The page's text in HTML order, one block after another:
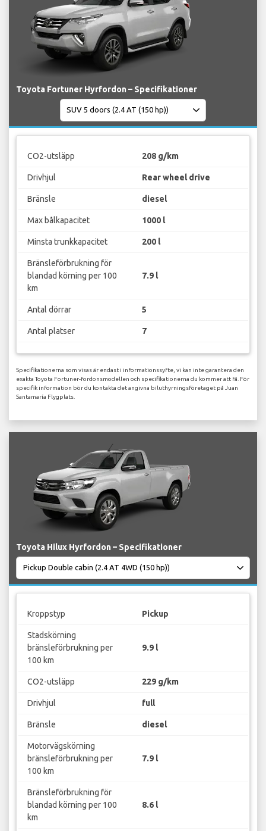
Toyota Fortuner Hyrfordon – Specifikationer
CO2-utsläpp 208 g/km
Drivhjul Rear wheel drive
Bränsle diesel
Max bålkapacitet 1000 l
Minsta trunkkapacitet 200 l
Bränsleförbrukning för
blandad körning per 100
km
7.9 l
Antal dörrar 5
Antal platser 7
Specifikationerna som visas är endast i informationssyfte, vi kan inte garantera den
exakta Toyota Fortuner-fordonsmodellen och specifikationerna du kommer att få. För
specifik information bör du kontakta det angivna biluthyrningsföretaget på Juan
Santamaría Flygplats.
Toyota Hilux Hyrfordon – Specifikationer
Kroppstyp Pickup
Stadskörning
bränsleförbrukning per
100 km
9.9 l
CO2-utsläpp 229 g/km
Drivhjul full
Bränsle diesel
Motorvägskörning
bränsleförbrukning per
100 km
7.9 l
Bränsleförbrukning för
blandad körning per 100
km
8.6 l